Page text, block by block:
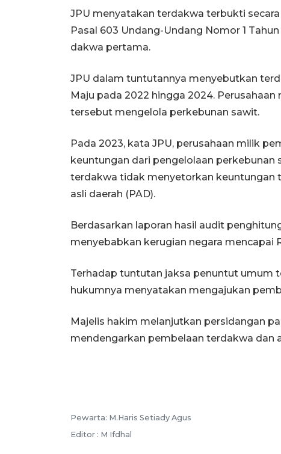
JPU menyatakan terdakwa terbukti
Pasal 603 Undang-Undang Nomor 1
dakwa pertama.
JPU dalam tuntutannya menyebutkan
Maju pada 2022 hingga 2024.
tersebut mengelola perkebunan sawit.
Pada 2023, kata JPU, perusahaan milik
keuntungan dari pengelolaan perkebunan
terdakwa tidak menyetorkan keuntungan
asli daerah (PAD).
Berdasarkan laporan hasil audit
menyebabkan kerugian negara mencapai
Terhadap tuntutan jaksa penuntut umum
hukumnya menyatakan mengajukan
Majelis hakim melanjutkan persidangan
mendengarkan pembelaan terdakwa dan
Pewarta: M.Haris Setiady Agus
Editor : M Ifdhal